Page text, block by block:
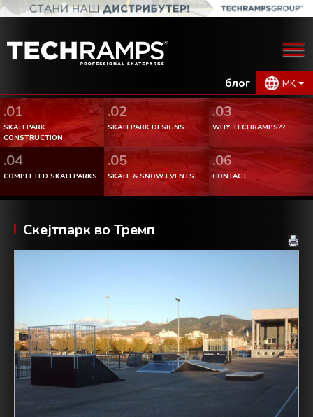
блог MK
.01
SKATEPARK
CONSTRUCTION
.02
SKATEPARK DESIGNS
.03
WHY TECHRAMPS??
.04
COMPLETED SKATEPARKS
.05
SKATE & SNOW EVENTS
.06
CONTACT
Скејтпарк во Тремп